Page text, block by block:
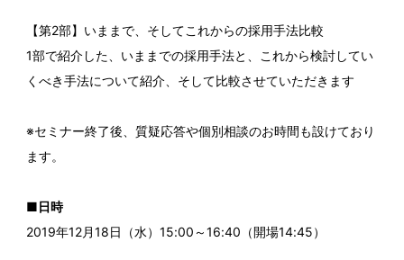
【第2部】いままで、そしてこれからの採用手法比較
1部で紹介した、いままでの採用手法と、これから検討してい
くべき手法について紹介、そして比較させていただきます
※セミナー終了後、質疑応答や個別相談のお時間も設けており
ます。
■日時
2019年12月18日（水）15:00～16:40（開場14:45）